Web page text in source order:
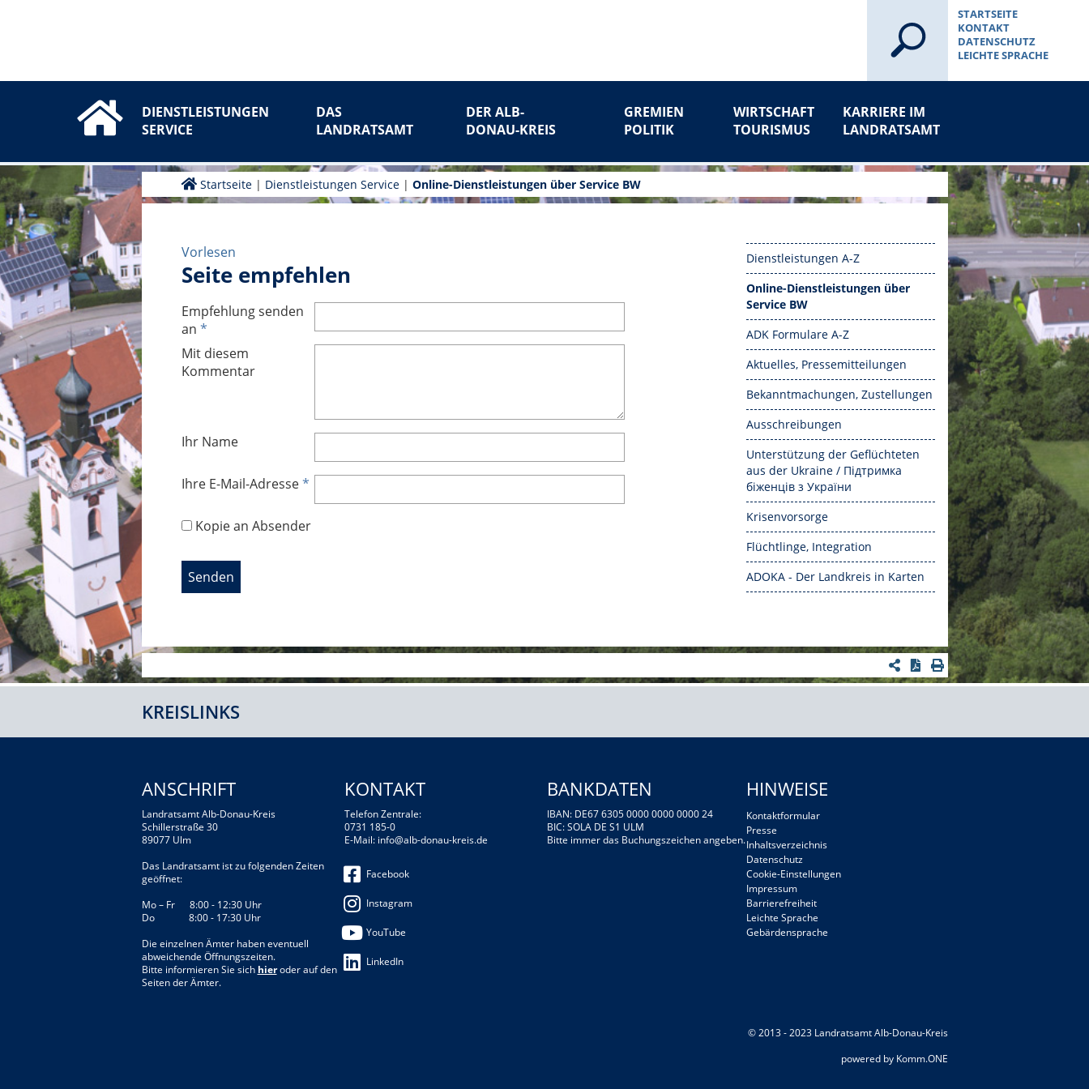
STARTSEITE
KONTAKT
DATENSCHUTZ
LEICHTE SPRACHE
DIENSTLEISTUNGEN
SERVICE
DAS
LANDRATSAMT
DER ALB-
DONAU-KREIS
GREMIEN
POLITIK
WIRTSCHAFT
TOURISMUS
KARRIERE IM
LANDRATSAMT
Startseite | Dienstleistungen Service |Online-Dienstleistungen über Service BW
Vorlesen
Seite empfehlen
Empfehlung senden
an *
Mit diesem
Kommentar
Ihr Name
Ihre E-Mail-Adresse*
Kopie an Absender
Dienstleistungen A-Z
Online-Dienstleistungen über
Service BW
ADK Formulare A-Z
Aktuelles, Pressemitteilungen
Bekanntmachungen, Zustellungen
Ausschreibungen
Unterstützung der Geflüchteten
aus der Ukraine / Підтримка
біженців з України
Krisenvorsorge
Flüchtlinge, Integration
ADOKA - Der Landkreis in Karten
KREISLINKS
ANSCHRIFT
Landratsamt Alb-Donau-Kreis
Schillerstraße 30
89077 Ulm
Das Landratsamt ist zu folgenden Zeiten
geöffnet:
Mo – Fr 8:00 - 12:30 Uhr
Do 8:00 - 17:30 Uhr
Die einzelnen Ämter haben eventuell
abweichende Öffnungszeiten.
Bitte informieren Sie sich hieroder auf den
Seiten der Ämter.
KONTAKT
Telefon Zentrale:
0731 185-0
E-Mail: info@alb-donau-kreis.de
Facebook
Instagram
YouTube
LinkedIn
BANKDATEN
IBAN: DE67 6305 0000 0000 0000 24
BIC: SOLA DE S1 ULM
Bitte immer das Buchungszeichen angeben.
HINWEISE
Kontaktformular
Presse
Inhaltsverzeichnis
Datenschutz
Cookie-Einstellungen
Impressum
Barrierefreiheit
Leichte Sprache
Gebärdensprache
© 2013 - 2023 Landratsamt Alb-Donau-Kreis
powered by Komm.ONE